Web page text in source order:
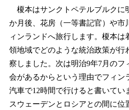
榎本はサンクトペテルブルクに
か月後、花房（一等書記官）や市
ィンランドへ旅行します。榎本は
領地域でどのような統治政策が行
察しました。次は明治9年7月のフ
会があるからという理由でフィン
汽車で12時間で行けると書いてい
スウェーデンとロシアとの間に位